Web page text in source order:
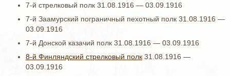
7-й стрелковый полк 31.08.1916 — 03.09.1916
7-й Заамурский пограничный пехотный полк 31.08.1916 —
03.09.1916
7-й Донской казачий полк 31.08.1916 — 03.09.1916
8-й Финляндский стрелковый полк 31.08.1916 —
03.09.1916